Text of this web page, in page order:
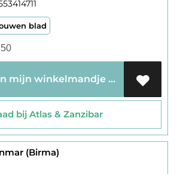
blad
Voeg toe aan mijn winkelmandje
bij Atlas & Zanzibar
(Birma)